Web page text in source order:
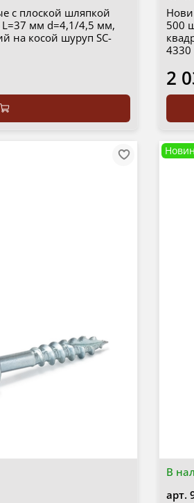
с плоской шляпкой
L=37 мм d=4,1/4,5 мм,
на косой шуруп SC-
500
4330
2
В
арт.